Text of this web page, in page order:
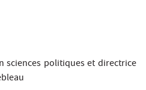
sciences politiques et directrice